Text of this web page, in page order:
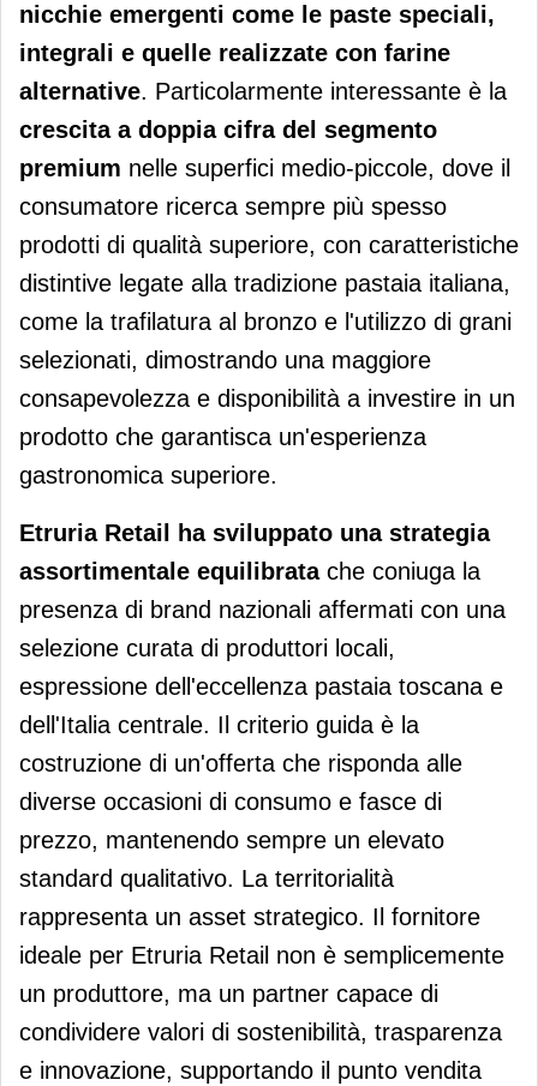
nicchie emergenti come le paste speciali,
integrali e quelle realizzate con farine
alternative. Particolarmente interessante è la
crescita a doppia cifra del segmento
premium nelle superfici medio-piccole, dove il
consumatore ricerca sempre più spesso
prodotti di qualità superiore, con caratteristiche
distintive legate alla tradizione pastaia italiana,
come la trafilatura al bronzo e l'utilizzo di grani
selezionati, dimostrando una maggiore
consapevolezza e disponibilità a investire in un
prodotto che garantisca un'esperienza
gastronomica superiore.
Etruria Retail ha sviluppato una strategia
assortimentale equilibratache coniuga la
presenza di brand nazionali affermati con una
selezione curata di produttori locali,
espressione dell'eccellenza pastaia toscana e
dell'Italia centrale. Il criterio guida è la
costruzione di un'offerta che risponda alle
diverse occasioni di consumo e fasce di
prezzo, mantenendo sempre un elevato
standard qualitativo. La territorialità
rappresenta un asset strategico. Il fornitore
ideale per Etruria Retail non è semplicemente
un produttore, ma un partner capace di
condividere valori di sostenibilità, trasparenza
e innovazione, supportando il punto vendita